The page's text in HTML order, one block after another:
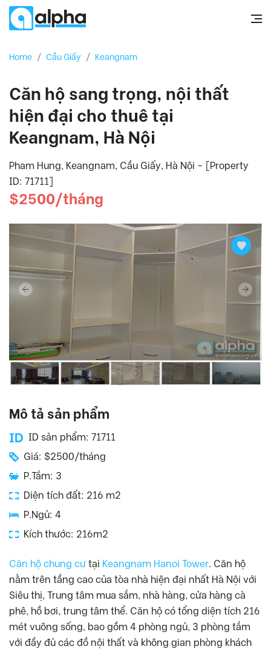
Home / Cầu Giấy / Keangnam
Căn hộ sang trọng, nội thất
hiện đại cho thuê tại
Keangnam, Hà Nội
Pham Hung, Keangnam, Cầu Giấy, Hà Nội - [Property
ID: 71711]
$2500/tháng
Mô tả sản phẩm
ID sản phẩm: 71711
Giá: $2500/tháng
P.Tắm: 3
Diện tích đất: 216 m2
P.Ngủ: 4
Kích thước: 216m2
Căn hộ chung cư tại Keangnam Hanoi Tower. Căn hộ
nằm trên tầng cao của tòa nhà hiện đại nhất Hà Nội với
Siêu thị, Trung tâm mua sắm, nhà hàng, cửa hàng cà
phê, hồ bơi, trung tâm thể. Căn hộ có tổng diện tích 216
mét vuông sống, bao gồm 4 phòng ngủ, 3 phòng tắm
với đầy đủ các đồ nội thất và không gian phòng khách